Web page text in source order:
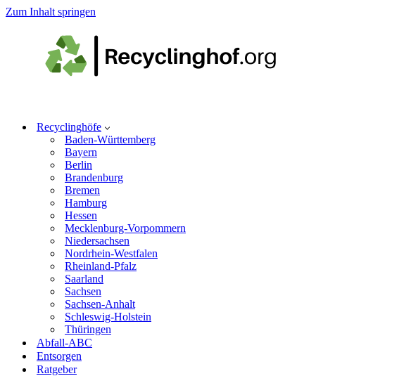
Zum Inhalt springen
Recyclinghöfe
Baden-Württemberg
Bayern
Berlin
Brandenburg
Bremen
Hamburg
Hessen
Mecklenburg-Vorpommern
Niedersachsen
Nordrhein-Westfalen
Rheinland-Pfalz
Saarland
Sachsen
Sachsen-Anhalt
Schleswig-Holstein
Thüringen
Abfall-ABC
Entsorgen
Ratgeber